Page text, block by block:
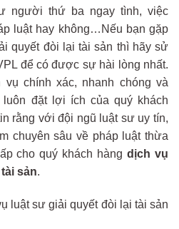
người thứ ba ngay tình, việc
luật hay không…Nếu bạn gặp
quyết đòi lại tài sản thì hãy sử
để có được sự hài lòng nhất.
chính xác, nhanh chóng và
đặt lợi ích của quý khách
rằng với đội ngũ luật sư uy tín,
chuyên sâu về pháp luật thừa
cho quý khách hàngdịch vụ
sản.
luật sư giải quyết đòi lại tài sản